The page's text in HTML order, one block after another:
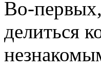
Во-
делиться